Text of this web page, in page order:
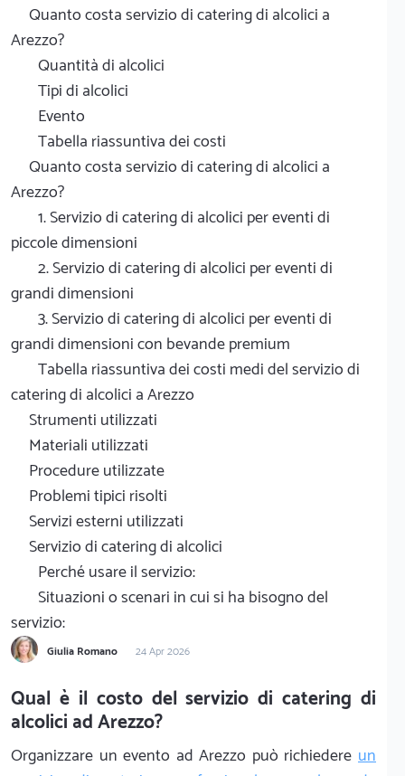
Quanto costa servizio di catering di alcolici a
Arezzo?
Quantità di alcolici
Tipi di alcolici
Evento
Tabella riassuntiva dei costi
Quanto costa servizio di catering di alcolici a
Arezzo?
1. Servizio di catering di alcolici per eventi di
piccole dimensioni
2. Servizio di catering di alcolici per eventi di
grandi dimensioni
3. Servizio di catering di alcolici per eventi di
grandi dimensioni con bevande premium
Tabella riassuntiva dei costi medi del servizio di
catering di alcolici a Arezzo
Strumenti utilizzati
Materiali utilizzati
Procedure utilizzate
Problemi tipici risolti
Servizi esterni utilizzati
Servizio di catering di alcolici
Perché usare il servizio:
Situazioni o scenari in cui si ha bisogno del
servizio:
Giulia Romano 24 Apr 2026
Qual è il costo del servizio di catering di
alcolici ad Arezzo?
Organizzare un evento ad Arezzo può richiedere un